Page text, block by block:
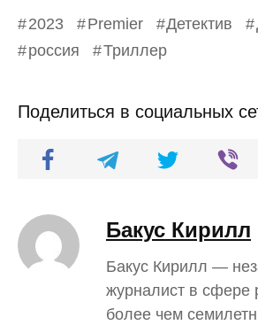
2023 Premier Детектив
россия
Триллер
Поделиться в социальных
Бакус Кирилл
Бакус Кирилл —
журналист в сфере
более чем